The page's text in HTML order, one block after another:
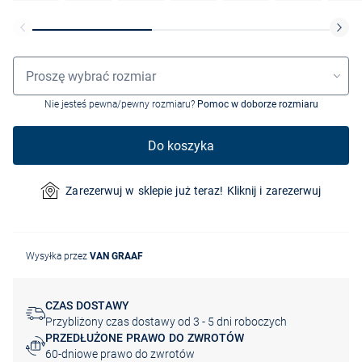
Wybór rozmiaru
Proszę wybrać rozmiar
Nie jesteś pewna/pewny rozmiaru? Pomoc w doborze rozmiaru
Do koszyka
Zarezerwuj w sklepie już teraz! Kliknij i zarezerwuj
Wysyłka przez VAN GRAAF
CZAS DOSTAWY
Przybliżony czas dostawy od 3 - 5 dni roboczych
PRZEDŁUŻONE PRAWO DO ZWROTÓW
60-dniowe prawo do zwrotów